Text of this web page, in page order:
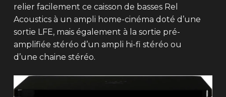
relier facilement ce caisson de basses Rel
Acoustics à un ampli home-cinéma doté d’une
sortie LFE, mais également à la sortie pré-
amplifiée stéréo d’un ampli hi-fi stéréo ou
d’une chaine stéréo.